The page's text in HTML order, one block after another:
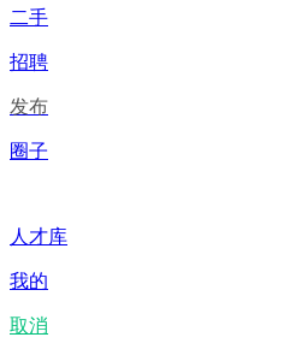
二手
招聘
发布
圈子
人才库
我的
取消